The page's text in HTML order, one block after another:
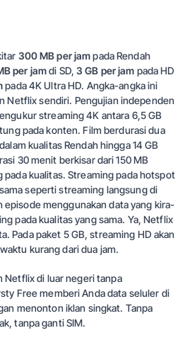
300 MB per jampada Rendah
per jamdi SD,3 GB per jam pada HD
pada 4K Ultra HD. Angka-angka ini
Netflix sendiri. Pengujian independen
streaming 4K antara 6,5 GB
pada konten. Film berdurasi dua
kualitas Rendah hingga 14 GB
30 menit berkisar dari 150 MB
pada kualitas. Streaming pada hotspot
seperti streaming langsung di
menggunakan data yang kira-
pada kualitas yang sama. Ya, Netflix
Pada paket 5 GB, streaming HD akan
kurang dari dua jam.
Netflix di luar negeri tanpa
Free memberi Anda data seluler di
menonton iklan singkat. Tanpa
tanpa ganti SIM.